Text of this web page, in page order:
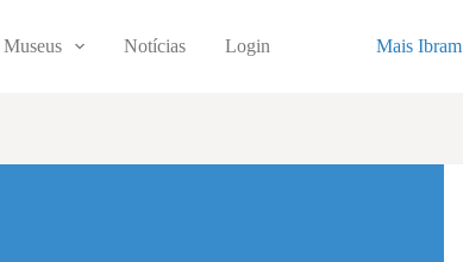
Notícias Login Mais Ibram